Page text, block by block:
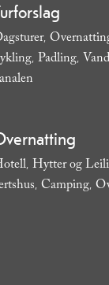
,
, Padling,
, Hytter og
, Camping,